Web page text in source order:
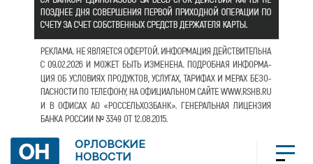
ОРЛОВСКИЕ
НОВОСТИ